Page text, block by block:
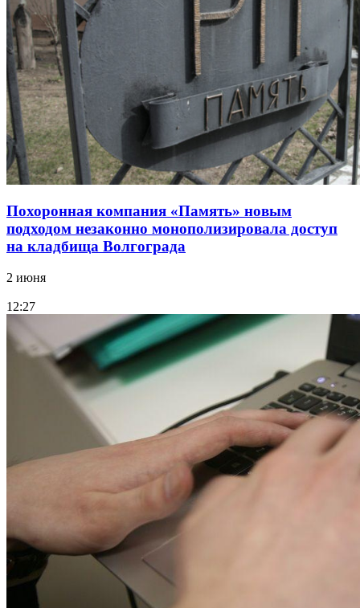
Похоронная компания «Память» новым
подходом незаконно монополизировала доступ
на кладбища Волгограда
2 июня
12:27